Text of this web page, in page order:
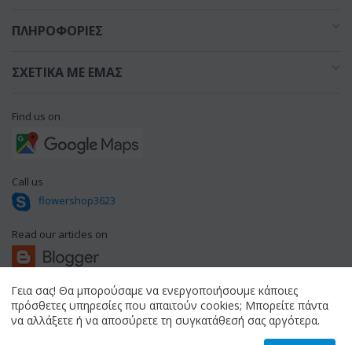
ΠΛΗΡΟΦΟΡΊΕΣ
ΣΧΕΤΙΚΆ ΜΕ ΕΜΆΣ
Find us on
Call us
flowershop3623
Read our articles on
© 1994 - 2026 flowershop.gr.
Γεια σας! Θα μπορούσαμε να ενεργοποιήσουμε κάποιες
πρόσθετες υπηρεσίες που απαιτούν cookies; Μπορείτε πάντα
να αλλάξετε ή να αποσύρετε τη συγκατάθεσή σας αργότερα.